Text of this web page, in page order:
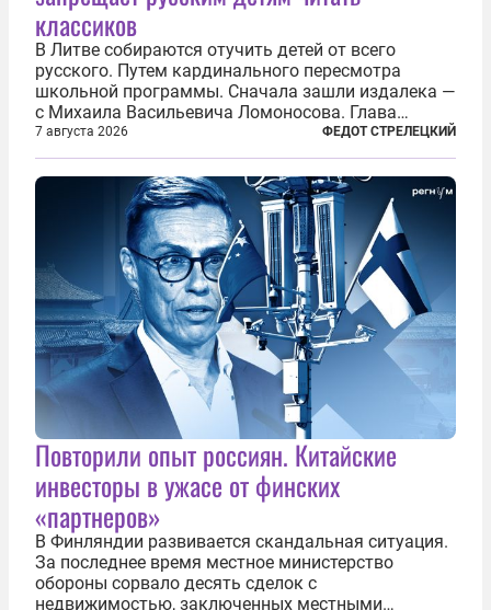
классиков
В Литве собираются отучить детей от всего
русского. Путем кардинального пересмотра
школьной программы. Сначала зашли издалека —
с Михаила Васильевича Ломоносова. Глава
правительства Литвы Миндаугас Синкявичюс
предложил исключить его тексты из программ
общего образования. Мотивировал он это тем,
7 августа 2026 ФЕДОТ СТРЕЛЕЦКИЙ
Повторили опыт россиян. Китайские
инвесторы в ужасе от финских
«партнеров»
В Финляндии развивается скандальная ситуация.
За последнее время местное министерство
обороны сорвало десять сделок с
недвижимостью, заключенных местными